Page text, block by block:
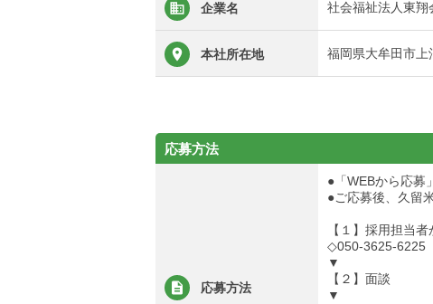
企業名 社会福祉法人東翔
本社所在地 福岡県大牟田市上
応募方法
応募方法
●「WEBから応募
●ご応募後、久留
【１】採用担当
◇050-3625-6225
▼
【２】面談
▼